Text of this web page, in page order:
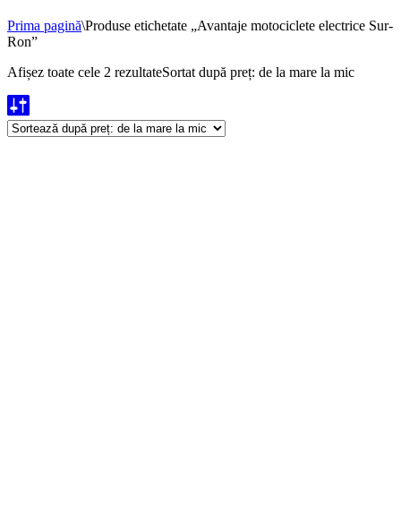
Prima pagină\Produse etichetate „Avantaje motociclete electrice Sur-
Ron”
Afișez toate cele 2 rezultateSortat după preț: de la mare la mic